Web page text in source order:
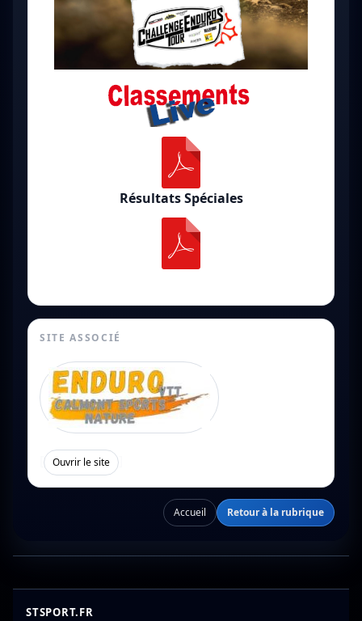
Résultats Spéciales
SITE ASSOCIÉ
Ouvrir le site
Accueil Retour à la rubrique
STSPORT.FR